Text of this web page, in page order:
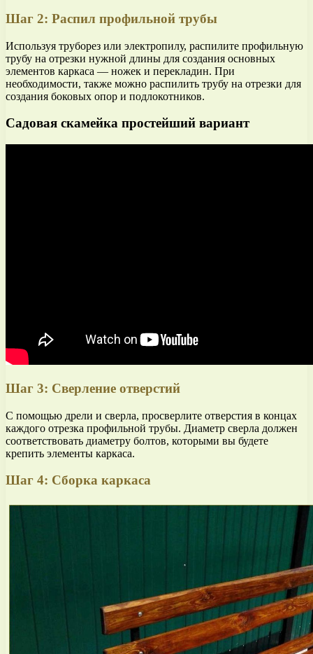
Шаг 2: Распил профильной трубы
Используя труборез или электропилу, распилите профильную
трубу на отрезки нужной длины для создания основных
элементов каркаса — ножек и перекладин. При
необходимости, также можно распилить трубу на отрезки для
создания боковых опор и подлокотников.
Садовая скамейка простейший вариант
Шаг 3: Сверление отверстий
С помощью дрели и сверла, просверлите отверстия в концах
каждого отрезка профильной трубы. Диаметр сверла должен
соответствовать диаметру болтов, которыми вы будете
крепить элементы каркаса.
Шаг 4: Сборка каркаса